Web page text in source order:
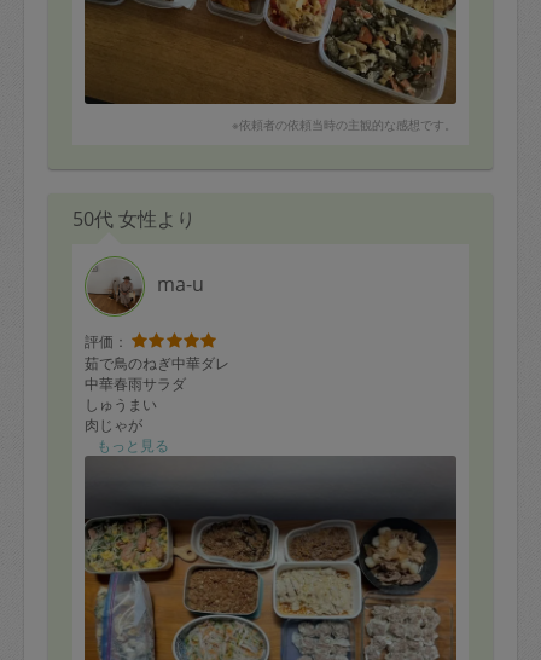
※依頼者の依頼当時の主観的な感想です。
50代 女性より
ma-u
評価：
茹で鳥のねぎ中華ダレ
中華春雨サラダ
しゅうまい
肉じゃが
肉そぼろ納豆オムレツ
など沢山のお料理ありがとうございました。またよろし
くお願い致します。
もっと見る